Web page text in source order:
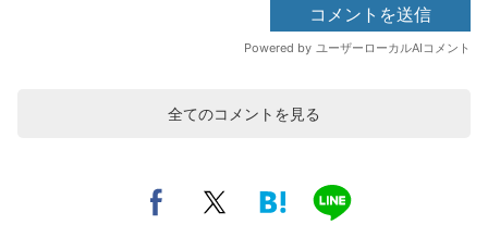
全てのコメントを見る